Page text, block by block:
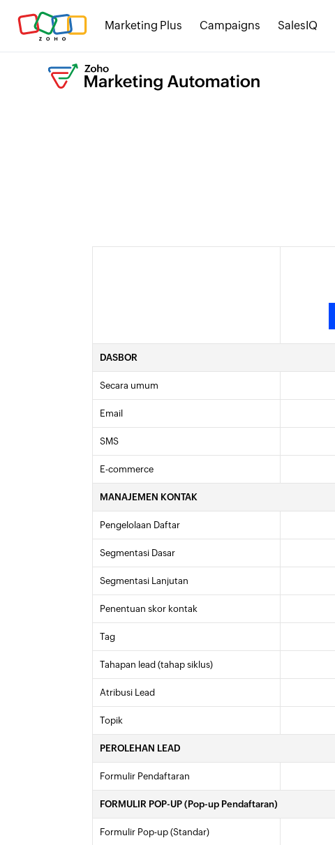
Marketing Plus Campaigns SalesIQ
DASBOR
Secara umum
Email
SMS
E-commerce
MANAJEMEN KONTAK
Pengelolaan Daftar
Segmentasi Dasar
Segmentasi Lanjutan
Penentuan skor kontak
Tag
Tahapan lead (tahap siklus)
Atribusi Lead
Topik
PEROLEHAN LEAD
Formulir Pendaftaran
FORMULIR POP-UP (Pop-up Pendaftaran)
Formulir Pop-up (Standar)